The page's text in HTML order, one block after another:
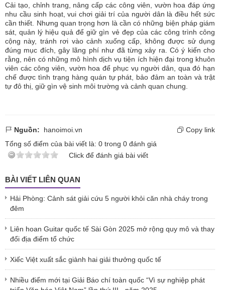
Cải tạo, chỉnh trang, nâng cấp các công viên, vườn hoa đáp ứng
nhu cầu sinh hoạt, vui chơi giải trí của người dân là điều hết sức
cần thiết. Nhưng quan trọng hơn là cần có những biện pháp giám
sát, quản lý hiệu quả để giữ gìn vẻ đẹp của các công trình công
cộng này, tránh rơi vào cảnh xuống cấp, không được sử dụng
đúng mục đích, gây lãng phí như đã từng xảy ra. Có ý kiến cho
rằng, nên có những mô hình dịch vụ tiện ích hiện đại trong khuôn
viên các công viên, vườn hoa để phục vụ người dân, qua đó hạn
chế được tình trạng hàng quán tự phát, bảo đảm an toàn và trật
tự đô thị, giữ gìn vệ sinh môi trường và cảnh quan chung.
Nguồn: hanoimoi.vn
Copy link
Tổng số điểm của bài viết là: 0 trong 0 đánh giá
Click để đánh giá bài viết
BÀI VIẾT LIÊN QUAN
Hải Phòng: Cảnh sát giải cứu 5 người khỏi căn nhà cháy trong
đêm
Liên hoan Guitar quốc tế Sài Gòn 2025 mở rộng quy mô và thay
đổi địa điểm tổ chức
Xiếc Việt xuất sắc giành hai giải thưởng quốc tế
Nhiều điểm mới tại Giải Báo chí toàn quốc “Vì sự nghiệp phát